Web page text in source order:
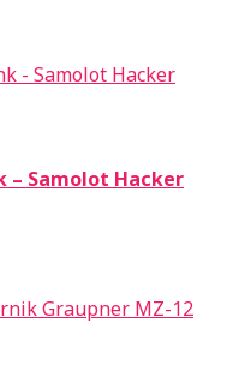
– Samolot Hacker